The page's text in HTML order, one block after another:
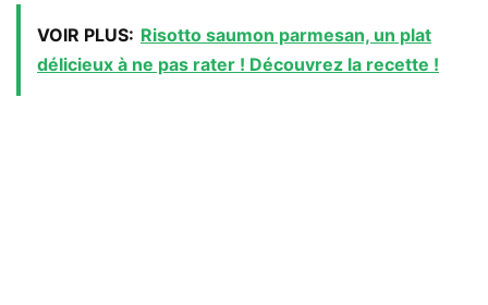
VOIR PLUS: Risotto saumon parmesan, un plat
délicieux à ne pas rater ! Découvrez la recette !